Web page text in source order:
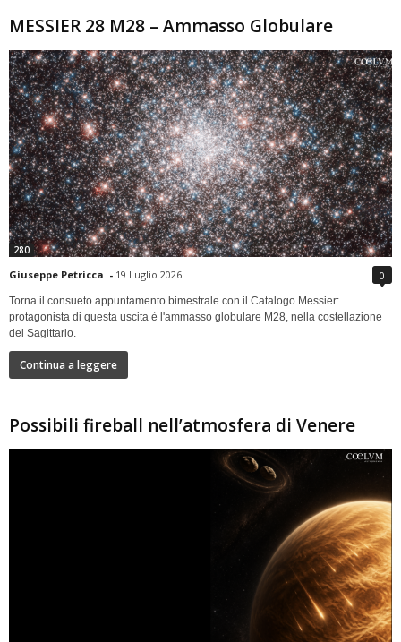
MESSIER 28 M28 – Ammasso Globulare
280
Giuseppe Petricca - 19 Luglio 2026 0
Torna il consueto appuntamento bimestrale con il Catalogo Messier:
protagonista di questa uscita è l'ammasso globulare M28, nella costellazione
del Sagittario.
Continua a leggere
Possibili fireball nell’atmosfera di Venere